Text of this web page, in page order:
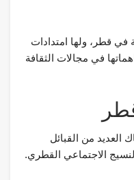
في قطر، ولها امتدادات
في مجالات الثقافة
العديد من القبائل
الاجتماعي القطري.